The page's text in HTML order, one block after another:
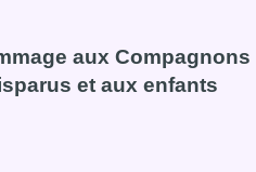
aux Compagnons
et aux enfants